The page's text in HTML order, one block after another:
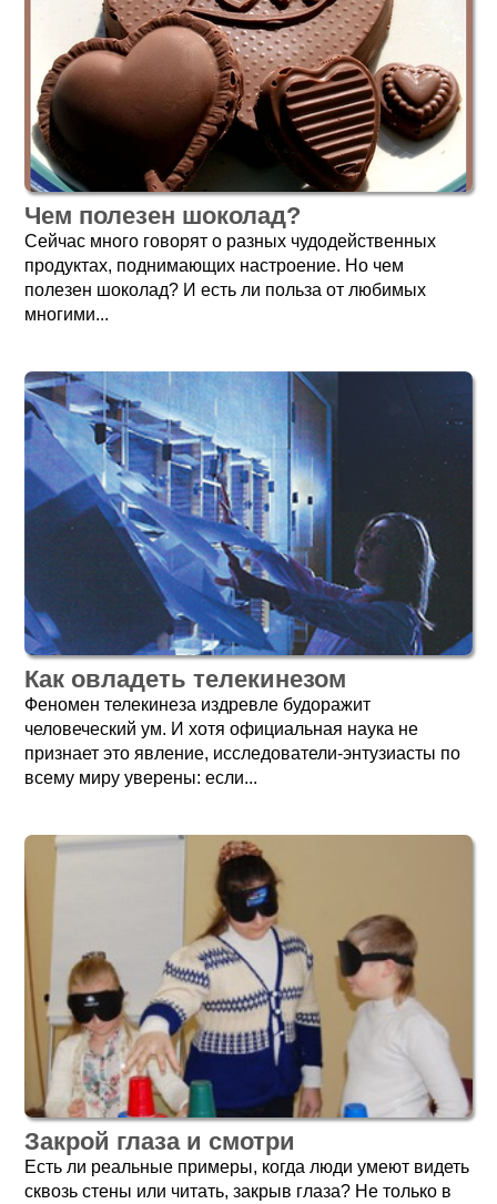
Чем полезен шоколад?
Сейчас много говорят о разных чудодейственных
продуктах, поднимающих настроение. Но чем
полезен шоколад? И есть ли польза от любимых
многими...
Как овладеть телекинезом
Феномен телекинеза издревле будоражит
человеческий ум. И хотя официальная наука не
признает это явление, исследователи-энтузиасты по
всему миру уверены: если...
Закрой глаза и смотри
Есть ли реальные примеры, когда люди умеют видеть
сквозь стены или читать, закрыв глаза? Не только в